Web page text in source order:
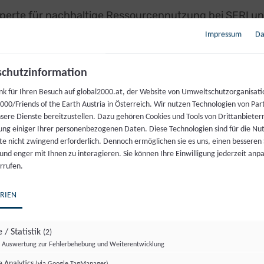
für nachhaltige Ressourcennutzung bei SERI
„Weltweit entspricht die Größe des von
asiatischen Kontinent. In den vergangenen fünfzig
zwölf Prozent an. Gleichzeitig benötigen wir aber
Infrastruktur, Industrie, etc. Jede Zunahme
also auf Kosten der anderen oder der Umwelt
ist Europa stark von Land in anderen
in Form von Produkten, die auf Flächen in China
Europa gelangen. Einige der nach Europa
einmal die Produktion von Grundnahrungsmitteln
den eigenen Flächen sicherstellen. Die Nachfrage
zur Selbstversorgung.
nach Land zur Befriedigung des Konsums
„land grabbing“, auf Deutsch „Landraub“. Darunter
bestellte Flächen (die oft aufgrund des
Impressum
für Ihren Besuch auf global2000.at, der Website von
Friends of the Earth Austria in Österreich. Wir nutzen Technologien von
Dienste bereitzustellen. Dazu gehören Cookies und Tools von
einiger Ihrer personenbezogenen Daten. Diese Technologien sind für die
nicht zwingend erforderlich. Dennoch ermöglichen sie es uns, einen besseren
enger mit Ihnen zu interagieren. Sie können Ihre Einwilligung jederzeit
/ Statistik (2)
Auswertung zur Fehlerbehebung und Weiterentwicklung